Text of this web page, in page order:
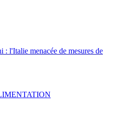
: l'Italie menacée de mesures de